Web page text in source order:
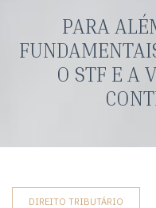
PARA
O STF E A
DIREITO TRIBUTÁRIO